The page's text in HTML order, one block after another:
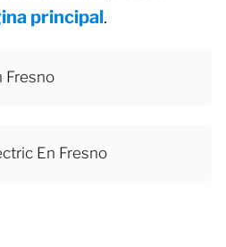
principal.
Fresno
En Fresno